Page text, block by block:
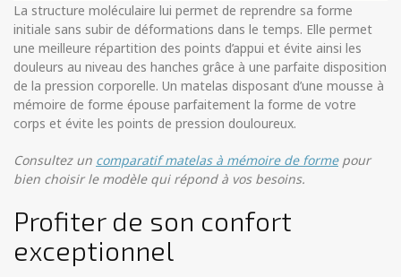
La structure moléculaire lui permet de reprendre sa forme
initiale sans subir de déformations dans le temps. Elle permet
une meilleure répartition des points d’appui et évite ainsi les
douleurs au niveau des hanches grâce à une parfaite disposition
de la pression corporelle. Un matelas disposant d’une mousse à
mémoire de forme épouse parfaitement la forme de votre
corps et évite les points de pression douloureux.
Consultez un comparatif matelas à mémoire de formepour
bien choisir le modèle qui répond à vos besoins.
Profiter de son confort
exceptionnel